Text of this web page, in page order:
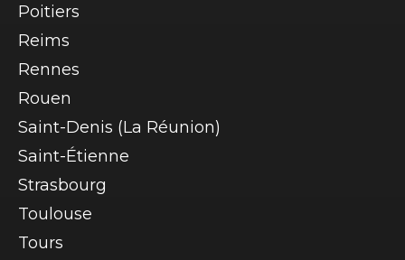
Poitiers
Reims
Rennes
Rouen
Saint-Denis (La Réunion)
Saint-Étienne
Strasbourg
Toulouse
Tours